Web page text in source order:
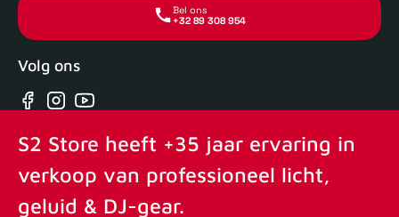
Bel ons
+32 89 308 954
Volg ons
Facebook
Instagram
YouTube
S2 Store heeft +35 jaar ervaring in
verkoop van professioneel licht,
geluid & DJ-gear.